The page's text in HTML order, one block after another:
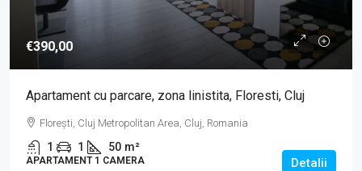
€390,00
Apartament cu parcare, zona linistita, Floresti, Cluj
Florești, Cluj Metropolitan Area, Cluj, Romania
1 1 50 m²
APARTAMENT 1 CAMERA Detalii